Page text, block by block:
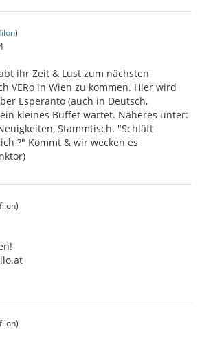
)
ihr Zeit & Lust zum nächsten
VERo in Wien zu kommen. Hier wird
Esperanto (auch in Deutsch,
kleines Buffet wartet. Näheres unter:
Stammtisch. "Schläft
?" Kommt & wir wecken es